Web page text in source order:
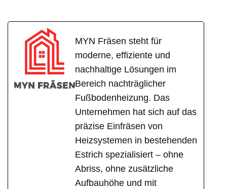
MYN Fräsen steht für
moderne, effiziente und
nachhaltige Lösungen im
Bereich nachträglicher
Fußbodenheizung. Das
Unternehmen hat sich auf das
präzise Einfräsen von
Heizsystemen in bestehenden
Estrich spezialisiert – ohne
Abriss, ohne zusätzliche
Aufbauhöhe und mit